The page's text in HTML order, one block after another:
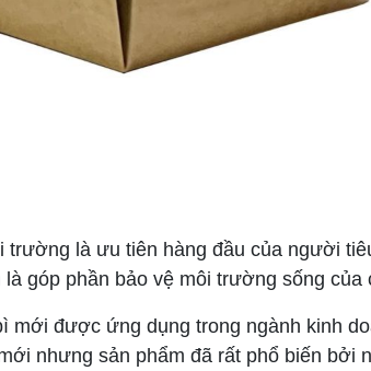
trường là ưu tiên hàng đầu của người
góp phần bảo vệ môi trường sống của
mới được ứng dụng trong ngành kinh
nhưng sản phẩm đã rất phổ biến bởi